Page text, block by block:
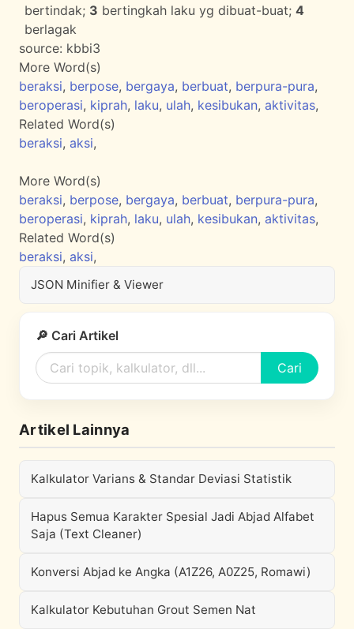
bertindak; 3 bertingkah laku yg dibuat-buat; 4
berlagak
source: kbbi3
More Word(s)
beraksi, berpose, bergaya, berbuat, berpura-pura,
beroperasi, kiprah, laku, ulah, kesibukan, aktivitas,
Related Word(s)
beraksi, aksi,
More Word(s)
beraksi, berpose, bergaya, berbuat, berpura-pura,
beroperasi, kiprah, laku, ulah, kesibukan, aktivitas,
Related Word(s)
beraksi, aksi,
JSON Minifier & Viewer
🔎 Cari Artikel
Cari
Artikel Lainnya
Kalkulator Varians & Standar Deviasi Statistik
Hapus Semua Karakter Spesial Jadi Abjad Alfabet
Saja (Text Cleaner)
Konversi Abjad ke Angka (A1Z26, A0Z25, Romawi)
Kalkulator Kebutuhan Grout Semen Nat